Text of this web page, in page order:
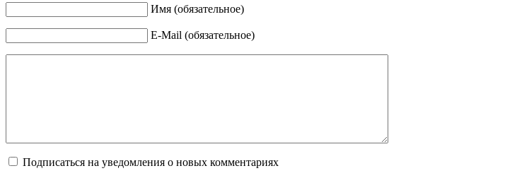
Имя (обязательное)
E-Mail (обязательное)
Подписаться на уведомления о новых комментариях